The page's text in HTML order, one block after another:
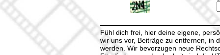
Fühl dich frei, hier deine eigene,
wir uns vor, Beiträge zu entfernen, in
werden. Wir bevorzugen neue